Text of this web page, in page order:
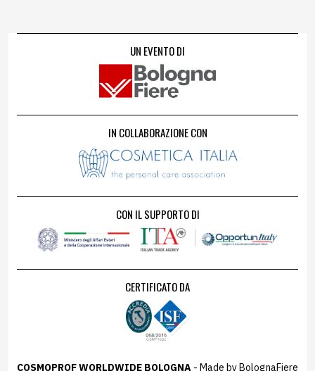
UN EVENTO DI
IN COLLABORAZIONE CON
CON IL SUPPORTO DI
CERTIFICATO DA
COSMOPROF WORLDWIDE BOLOGNA - Made by BolognaFiere